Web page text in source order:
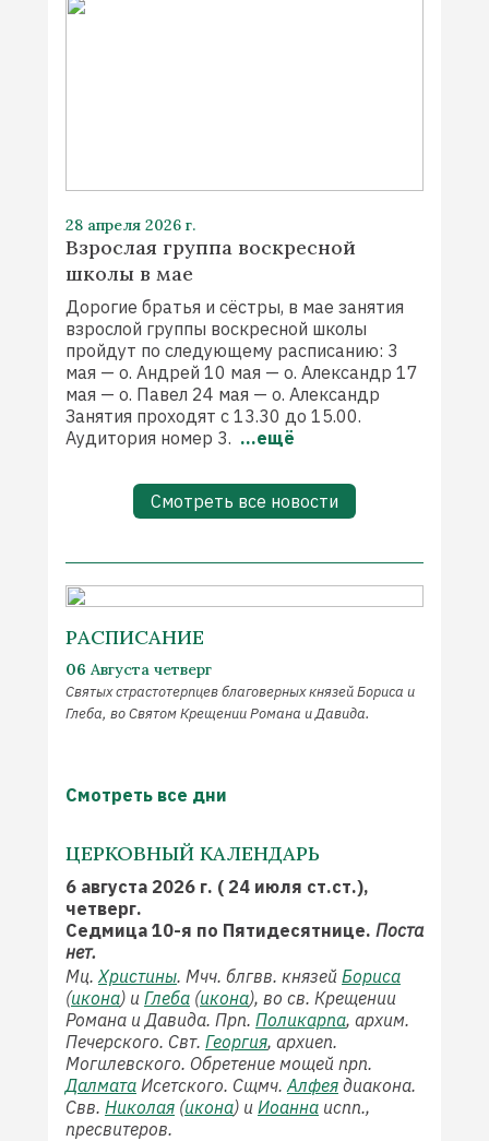
28 апреля 2026 г.
Взрослая группа воскресной
школы в мае
Дорогие братья и сёстры, в мае занятия
взрослой группы воскресной школы
пройдут по следующему расписанию: 3
мая — о. Андрей 10 мая — о. Александр 17
мая — о. Павел 24 мая — о. Александр
Занятия проходят с 13.30 до 15.00.
Аудитория номер 3. ...ещё
Смотреть все новости
РАСПИСАНИЕ
06 Августа четверг
Святых страстотерпцев благоверных князей Бориса и
Глеба, во Святом Крещении Романа и Давида.
Смотреть все дни
ЦЕРКОВНЫЙ КАЛЕНДАРЬ
6 августа 2026 г. ( 24 июля ст.ст.),
четверг.
Седмица 10-я по Пятидесятнице. Поста
нет.
Мц.Христины. Мчч. блгвв. князей Бориса
(икона) и Глеба (икона), во св. Крещении
Романа и Давида. Прп. Поликарпа, архим.
Печерского. Свт. Георгия, архиеп.
Могилевского. Обретение мощей прп.
Далмата Исетского. Сщмч.Алфея диакона.
Свв. Николая (икона) и Иоанна испп.,
пресвитеров.